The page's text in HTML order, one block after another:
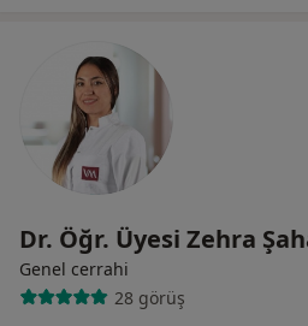
Dr. Öğr. Üyesi Zehra
Genel cerrahi
28 görüş